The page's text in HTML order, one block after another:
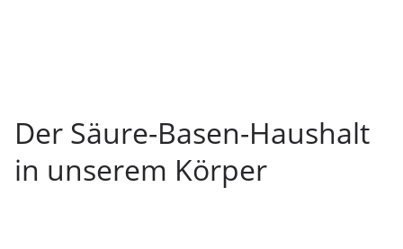
Der Säure-Basen-Haushalt
in unserem Körper